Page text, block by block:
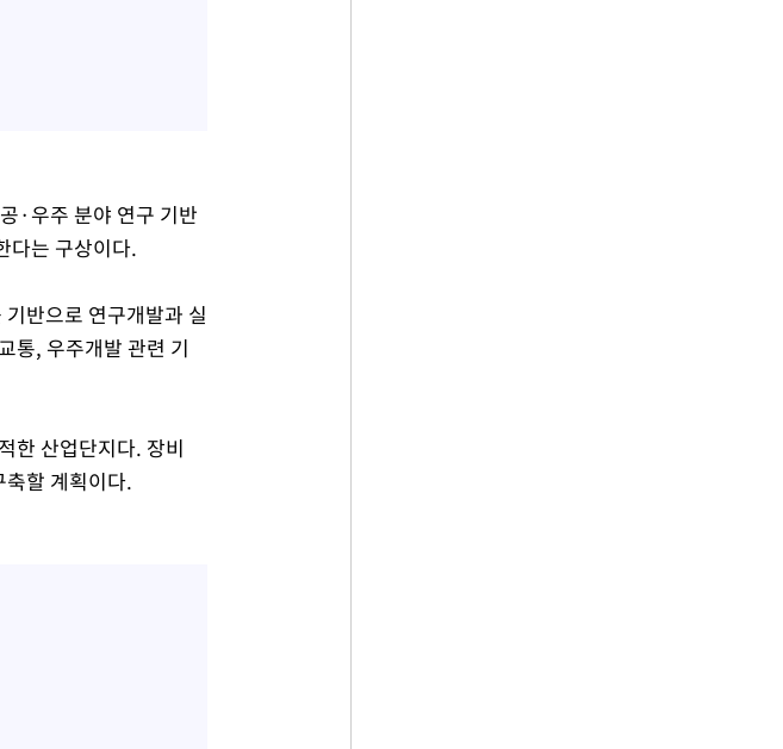
·우주 분야 연구 기반
다는 구상이다.
반으로 연구개발과 실
통, 우주개발 관련 기
한 산업단지다. 장비
할 계획이다.